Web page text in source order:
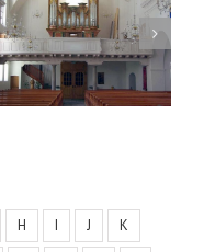
H I J
K